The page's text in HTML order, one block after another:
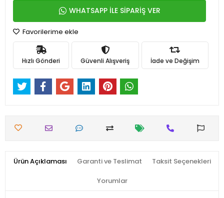
WHATSAPP İLE SİPARİŞ VER
Favorilerime ekle
Hızlı Gönderi Güvenli Alışveriş İade ve Değişim
Ürün Açıklaması Garanti ve Teslimat Taksit Seçenekleri
Yorumlar